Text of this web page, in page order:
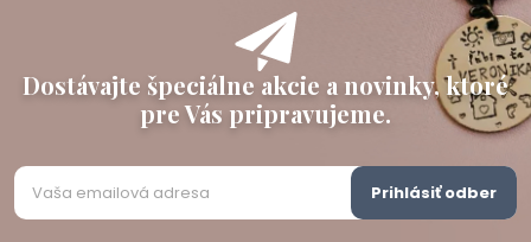
Dostávajte špeciálne akcie a novinky, ktoré
pre Vás pripravujeme.
Prihlásiť odber